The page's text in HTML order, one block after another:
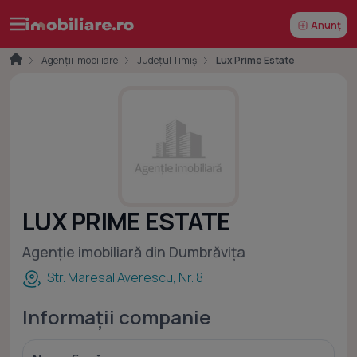
Anunț
Agenții imobiliare Județul Timiș Lux Prime Estate
LUX PRIME ESTATE
Agenție imobiliară din Dumbrăvița
Str. Maresal Averescu, Nr. 8
Informații companie